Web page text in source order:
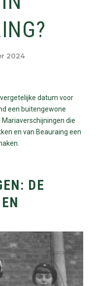
2024
datum voor
een buitengewone
die
en van Beauraing een
DE